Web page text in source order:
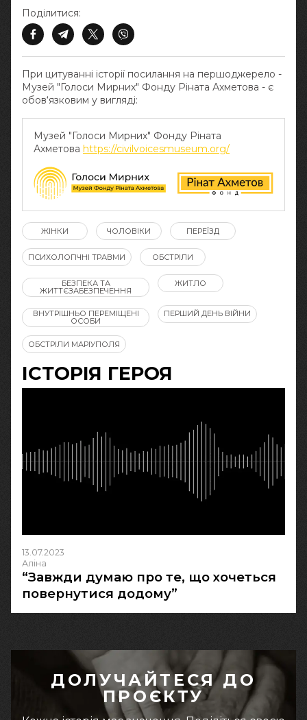
При цитуванні історії посилання на першоджерело -
Музей "Голоси Мирних" Фонду Ріната Ахметова - є
обов‘язковим у вигляді:
Музей "Голоси Мирних" Фонду Ріната
Ахметова https://civilvoicesmuseum.org/
Поділитися:
ЖІНКИ ЧОЛОВІКИ ПЕРЕЇЗД
ПСИХОЛОГІЧНІ ТРАВМИ ОБСТРІЛИ
БЕЗПЕКА ТА
ЖИТТЄЗАБЕЗПЕЧЕННЯ
ЖИТЛО
ВНУТРІШНЬО ПЕРЕМІЩЕНІ
ОСОБИ
ПЕРШИЙ ДЕНЬ ВІЙНИ
ОБСТРІЛИ МАРІУПОЛЯ
ІСТОРІЯ ГЕРОЯ
13.07.2023
Аліна
“Завжди думаю про те, що хочеться
повернутися додому”
ДОЛУЧАЙТЕСЯ ДО
ПРОЄКТУ